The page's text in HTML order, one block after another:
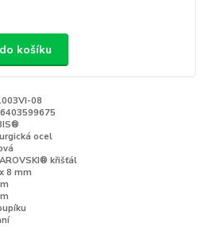
košíku
08
ocel
křišťál
8 mm